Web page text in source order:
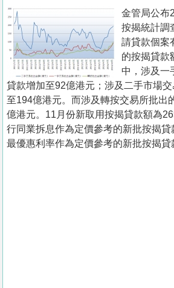
置
業
手
冊
關
於
我
們
金管局公布
按揭統計調
請貸款個案
的按揭貸款
中，涉及一
貸款增加至92億港元；涉及二手市場
至194億港元。而涉及轉按交易所批出
億港元。11月份新取用按揭貸款額為
行同業拆息作為定價參考的新批按揭貸
最優惠利率作為定價參考的新批按揭貸